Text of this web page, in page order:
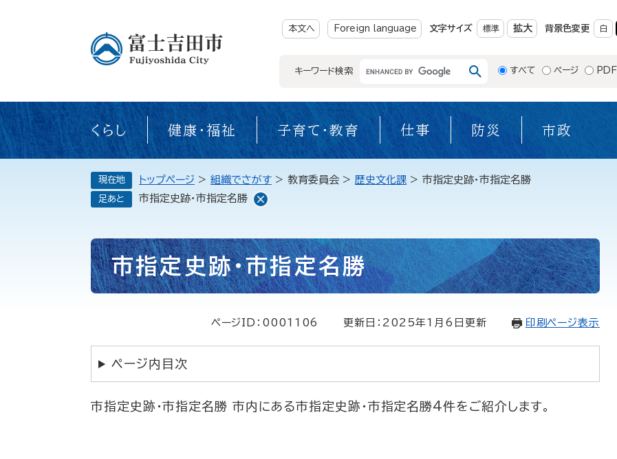
本文へ Foreign language 文字サイズ 標準 拡大 背景色変更 白
キーワード検索 すべて ページ PDF
くらし 健康・福祉 子育て・教育 仕事 防災 市政
現在地 トップページ > 組織でさがす > 教育委員会 > 歴史文化課 > 市指定史跡・市指定名勝
足あと 市指定史跡・市指定名勝
本
文
市指定史跡・市指定名勝
ページID：0001106 更新日：2025年1月6日更新 印刷ページ表示
ページ内目次
市指定史跡・市指定名勝 市内にある市指定史跡・市指定名勝4件をご紹介します。